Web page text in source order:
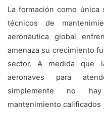
La formación como
técnicos de
aeronáutica global
amenaza su crecimiento
sector. A medida que
aeronaves para
simplemente no
mantenimiento calificados
solución
sostenible